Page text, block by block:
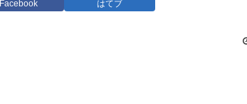
Facebook はてブ